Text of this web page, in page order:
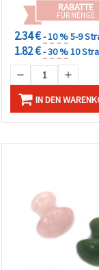
RABATTE
FÜR MENGE
2.34 €- 10 %5-9
1.82 €- 30 %10
IN DEN